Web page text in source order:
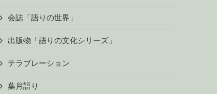
会誌「語りの世界」
出版物「語りの文化シリーズ」
テラブレーション
葉月語り